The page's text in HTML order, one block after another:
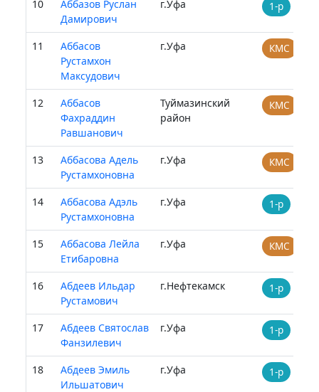
10
Аббазов Руслан
Дамирович
г.Уфа 1-р
11
Аббасов
Рустамхон
Максудович
г.Уфа КМС
12
Аббасов
Фахраддин
Равшанович
Туймазинский
район
КМС
13
Аббасова Адель
Рустамхоновна
г.Уфа КМС
14
Аббасова Адэль
Рустамхоновна
г.Уфа 1-р
15
Аббасова Лейла
Етибаровна
г.Уфа КМС
16
Абдеев Ильдар
Рустамович
г.Нефтекамск 1-р
17
Абдеев Святослав
Фанзилевич
г.Уфа 1-р
18
Абдеев Эмиль
Ильшатович
г.Уфа 1-р